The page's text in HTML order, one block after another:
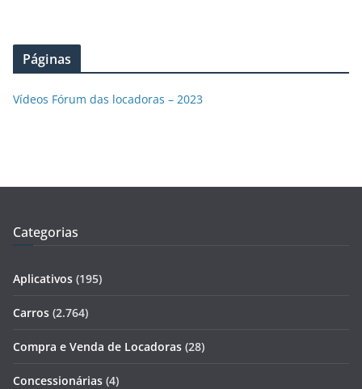
Páginas
Vídeos Fórum das locadoras – 2023
Categorias
Aplicativos (195)
Carros (2.764)
Compra e Venda de Locadoras (28)
Concessionárias (4)